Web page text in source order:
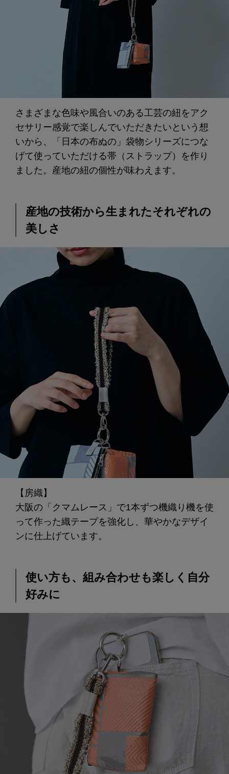
さまざまな色味や風合いのある工芸の紐をアク
セサリー感覚で楽しんでいただきたいという想
いから、「日本の布ぬの」袋物シリーズにつな
げて使っていただける帯（ストラップ）を作り
ました。産地の紐の個性が味わえます。
産地の技術から生まれたそれぞれの
美しさ
【房織】
大阪の「クマムレース」で1本ずつ機織り機を使
って作った織テープを強化し、華やかなデザイ
ンに仕上げています。
使い方も、組み合わせも楽しく自分
好みに